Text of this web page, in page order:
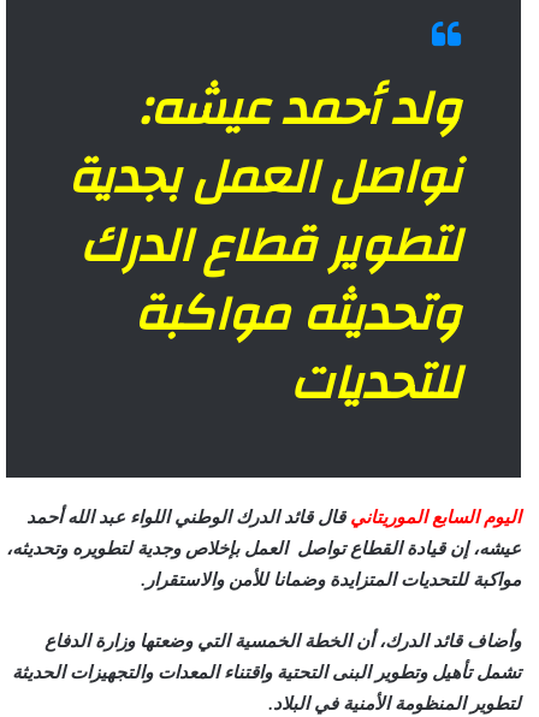
ولد أحمد عيشه:
نواصل العمل بجدية
لتطوير قطاع الدرك
وتحديثه مواكبة
للتحديات
اليوم السابع الموريتاني قال قائد الدرك الوطني اللواء عبد الله أحمد
عيشه، إن قيادة القطاع تواصل العمل بإخلاص وجدية لتطويره وتحديثه،
مواكبة للتحديات المتزايدة وضمانا للأمن والاستقرار.
وأضاف قائد الدرك، أن الخطة الخمسية التي وضعتها وزارة الدفاع
تشمل تأهيل وتطوير البنى التحتية واقتناء المعدات والتجهيزات الحديثة
لتطوير المنظومة الأمنية في البلاد.